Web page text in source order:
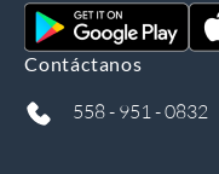
Contáctanos
558 - 951 - 0832